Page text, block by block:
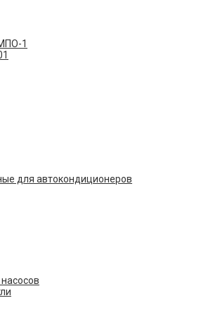
1
для автокондиционеров